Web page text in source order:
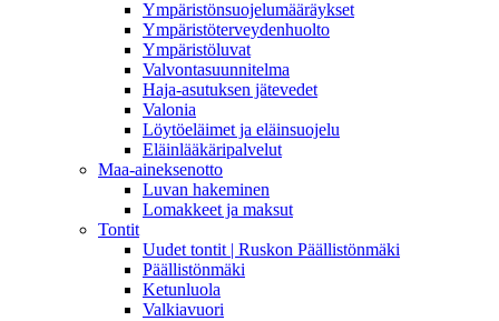
Ympäristönsuojelumääräykset
Ympäristöterveydenhuolto
Ympäristöluvat
Valvontasuunnitelma
Haja-asutuksen jätevedet
Valonia
Löytöeläimet ja eläinsuojelu
Eläinlääkäripalvelut
Maa-aineksenotto
Luvan hakeminen
Lomakkeet ja maksut
Tontit
Uudet tontit | Ruskon Päällistönmäki
Päällistönmäki
Ketunluola
Valkiavuori